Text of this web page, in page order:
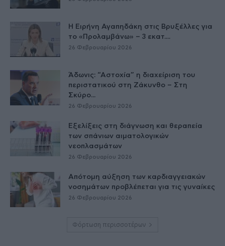
Η Ειρήνη Αγαπηδάκη στις Βρυξέλλες για
το «Προλαμβάνω» – 3 εκατ....
26 Φεβρουαρίου 2026
Άδωνις: “Αστοχία” η διαχείριση του
περιστατικού στη Ζάκυνθο – Στη
Σκύρο...
26 Φεβρουαρίου 2026
Εξελίξεις στη διάγνωση και θεραπεία
των σπάνιων αιματολογικών
νεοπλασμάτων
26 Φεβρουαρίου 2026
Απότομη αύξηση των καρδιαγγειακών
νοσημάτων προβλέπεται για τις γυναίκες
26 Φεβρουαρίου 2026
Φόρτωση περισσοτέρων